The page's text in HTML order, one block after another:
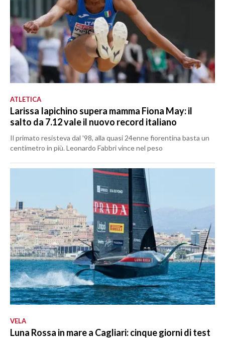
ATLETICA
Larissa Iapichino supera mamma Fiona May: il
salto da 7.12 vale il nuovo record italiano
Il primato resisteva dal '98, alla quasi 24enne fiorentina basta un
centimetro in più. Leonardo Fabbri vince nel peso
VELA
Luna Rossa in mare a Cagliari: cinque giorni di test